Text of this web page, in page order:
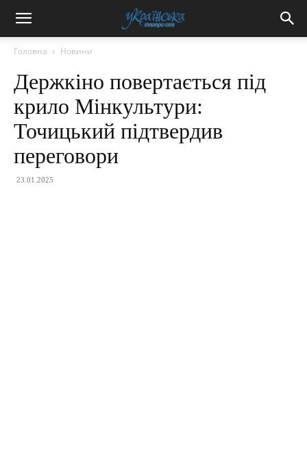
Головна Новини
Держкіно повертається під
крило Мінкультури:
Точицький підтвердив
переговори
23.01.2025